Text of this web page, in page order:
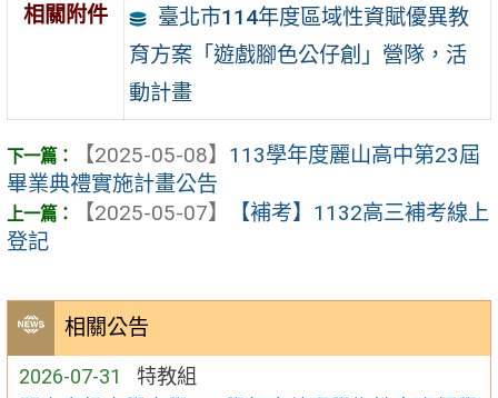
相關公告
2026-07-31 特教組
相關附件
臺北市114年度區域性資賦優異教
育方案「遊戲腳色公仔創」營隊，活
動計畫
【2025-05-08】 113學年度麗山高中第23屆
畢業典禮實施計畫公告
【2025-05-07】
【補考】1132高三補考線上
登記